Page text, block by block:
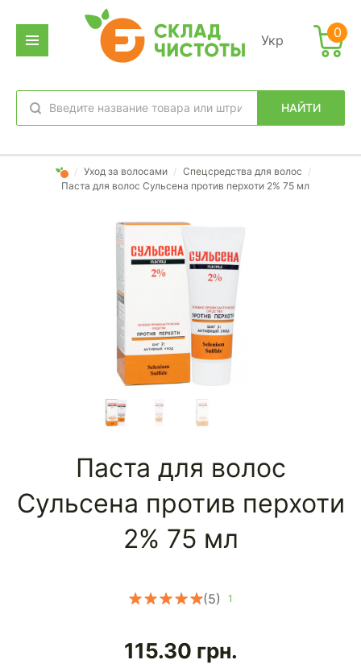
Укр
НАЙТИ
избранное вход
0
/ Уход за волосами / Спецсредства для волос /
Паста для волос Сульсена против перхоти 2% 75 мл
Паста для волос
Сульсена против перхоти
2% 75 мл
(5) 1
115.30 грн.